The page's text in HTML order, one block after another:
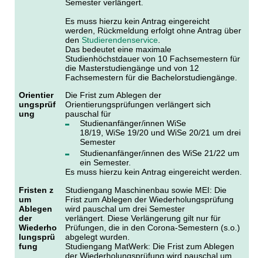
Semester verlängert.
Es muss hierzu kein Antrag eingereicht
werden, Rückmeldung erfolgt ohne Antrag über
den Studierendenservice.
Das bedeutet eine maximale
Studienhöchstdauer von 10 Fachsemestern für
die Masterstudiengänge und von 12
Fachsemestern für die Bachelorstudiengänge.
Orientier
ungsprüf
ung
Die Frist zum Ablegen der
Orientierungsprüfungen verlängert sich
pauschal für
Studienanfänger/innen WiSe
18/19, WiSe 19/20 und WiSe 20/21 um drei
Semester
Studienanfänger/innen des WiSe 21/22 um
ein Semester.
Es muss hierzu kein Antrag eingereicht werden.
Fristen z
um
Ablegen
der
Wiederho
lungsprü
fung
Studiengang Maschinenbau sowie MEI: Die
Frist zum Ablegen der Wiederholungsprüfung
wird pauschal um drei Semester
verlängert. Diese Verlängerung gilt nur für
Prüfungen, die in den Corona-Semestern (s.o.)
abgelegt wurden.
Studiengang MatWerk: Die Frist zum Ablegen
der Wiederholungsprüfung wird pauschal um